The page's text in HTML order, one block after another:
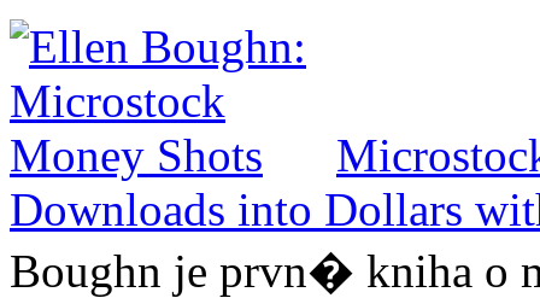
Downloads into Dollars
Boughn je prvn� kniha o